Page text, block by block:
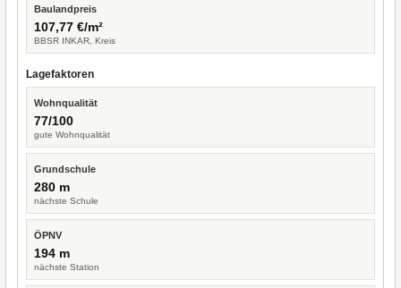
Baulandpreis
107,77 €/m²
BBSR INKAR, Kreis
Lagefaktoren
Wohnqualität
77/100
gute Wohnqualität
Grundschule
280 m
nächste Schule
ÖPNV
194 m
nächste Station